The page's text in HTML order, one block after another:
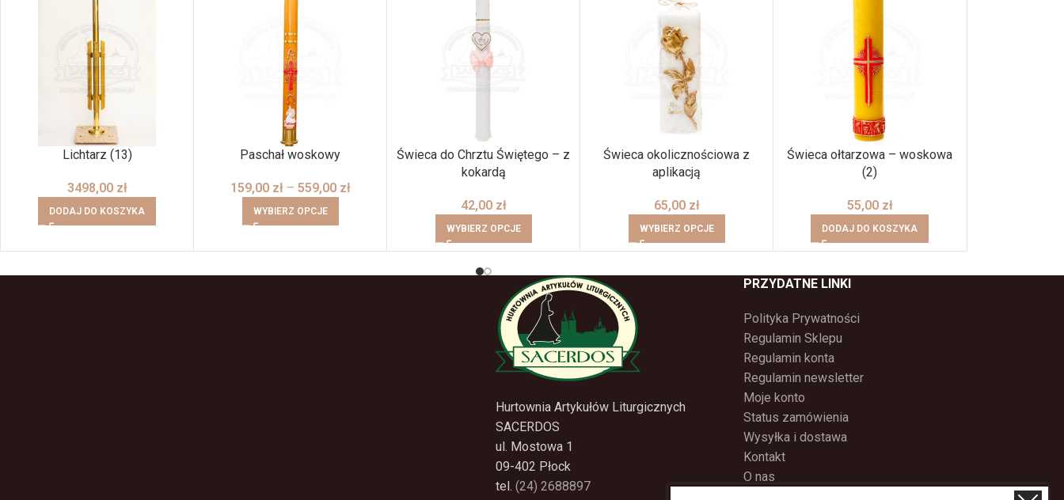
Lichtarz (13)
3498,00 zł
DODAJ DO KOSZYKA
Paschał woskowy
159,00 zł – 559,00 zł
WYBIERZ OPCJE
Świeca do Chrztu Świętego – z
kokardą
42,00 zł
WYBIERZ OPCJE
Świeca okolicznościowa z
aplikacją
65,00 zł
WYBIERZ OPCJE
Świeca ołtarzowa – woskowa
(2)
55,00 zł
DODAJ DO KOSZYKA
Hurtownia Artykułów Liturgicznych
SACERDOS
ul. Mostowa 1
09-402 Płock
tel. (24) 2688897
PRZYDATNE LINKI
Polityka Prywatności
Regulamin Sklepu
Regulamin konta
Regulamin newsletter
Moje konto
Status zamówienia
Wysyłka i dostawa
Kontakt
O nas